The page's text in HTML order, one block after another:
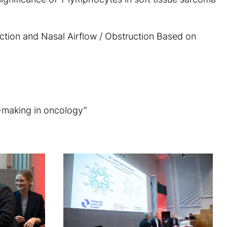
and Nasal Airflow / Obstruction Based on
in oncology”